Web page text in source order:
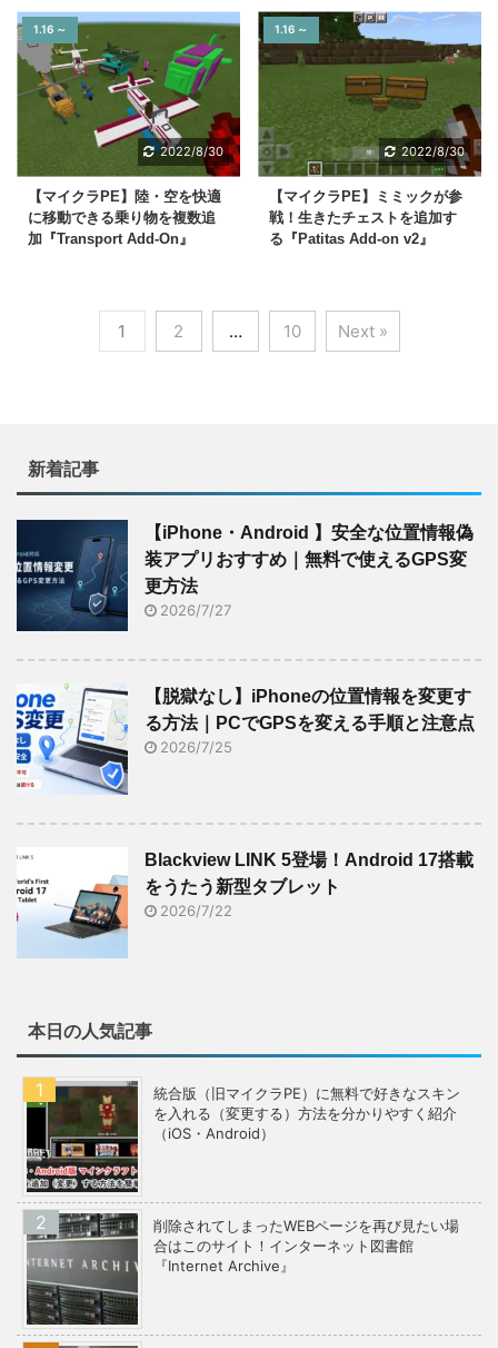
1.16 ～
2022/8/30
【マイクラPE】陸・空を快適
に移動できる乗り物を複数追
加『Transport Add-On』
1.16 ～
2022/8/30
【マイクラPE】ミミックが参
戦！生きたチェストを追加す
る『Patitas Add-on v2』
1 2 … 10 Next »
新着記事
【iPhone・Android 】安全な位置情報偽
装アプリおすすめ｜無料で使えるGPS変
更方法
2026/7/27
【脱獄なし】iPhoneの位置情報を変更す
る方法｜PCでGPSを変える手順と注意点
2026/7/25
Blackview LINK 5登場！Android 17搭載
をうたう新型タブレット
2026/7/22
本日の人気記事
統合版（旧マイクラPE）に無料で好きなスキン
を入れる（変更する）方法を分かりやすく紹介
（iOS・Android）
削除されてしまったWEBページを再び見たい場
合はこのサイト！インターネット図書館
『Internet Archive』